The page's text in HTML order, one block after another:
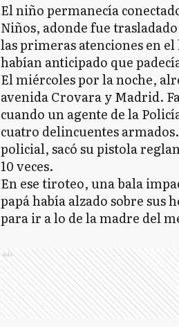
El niño permanecía
Niños, adonde fue
las primeras atenciones en
habían anticipado que
El miércoles por la noche,
avenida Crovara y Madrid.
cuando un agente de la
cuatro delincuentes
policial, sacó su pistola
10 veces.
En ese tiroteo, una bala
papá había alzado sobre sus
para ir a lo de la madre del
Ads